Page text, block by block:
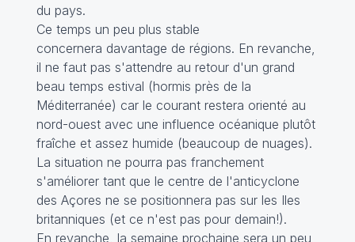
du pays.
Ce temps un peu plus stable
concernera davantage de régions. En revanche,
il ne faut pas s'attendre au retour d'un grand
beau temps estival (hormis près de la
Méditerranée) car le courant restera orienté au
nord-ouest avec une influence océanique plutôt
fraîche et assez humide (beaucoup de nuages).
La situation ne pourra pas franchement
s'améliorer tant que le centre de l'anticyclone
des Açores ne se positionnera pas sur les Iles
britanniques (et ce n'est pas pour demain!).
En revanche, la semaine prochaine sera un peu